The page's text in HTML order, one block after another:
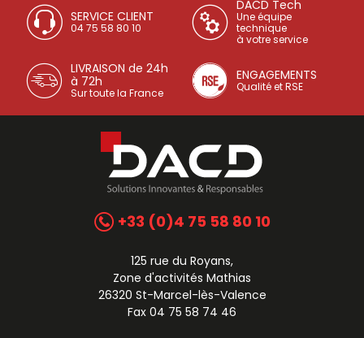
SERVICE CLIENT
04 75 58 80 10
DACD Tech
Une équipe
technique
à votre service
LIVRAISON de 24h
à 72h
Sur toute la France
ENGAGEMENTS
Qualité et RSE
+33 (0)4 75 58 80 10
125 rue du Royans,
Zone d'activités Mathias
26320 St-Marcel-lès-Valence
Fax 04 75 58 74 46